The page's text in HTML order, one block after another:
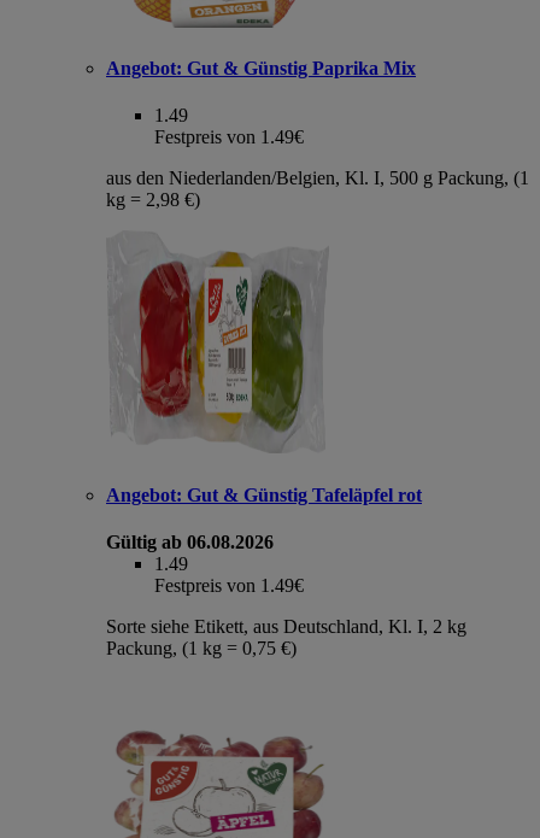
Angebot: Gut & Günstig Paprika Mix
1.49
Festpreis von 1.49€
aus den Niederlanden/Belgien, Kl. I, 500 g Packung, (1
kg = 2,98 €)
Angebot: Gut & Günstig Tafeläpfel rot
Gültig ab 06.08.2026
1.49
Festpreis von 1.49€
Sorte siehe Etikett, aus Deutschland, Kl. I, 2 kg
Packung, (1 kg = 0,75 €)